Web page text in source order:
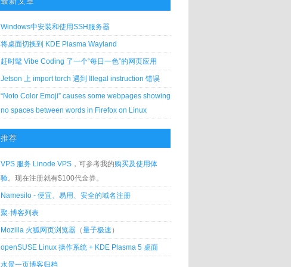
Windows中安装和使用SSH服务器
将桌面切换到 KDE Plasma Wayland
赶时髦 Vibe Coding 了一个“每日一色”的网页应用
Jetson 上 import torch 遇到 Illegal instruction 错误
“Noto Color Emoji” causes some webpages showing
no spaces between words in Firefox on Linux
推荐
VPS 服务 Linode VPS ，可参考我的购买及使用体
验。现在注册就有$100代金券。
Namesilo - 便宜、易用、安全的域名注册
聚·博客列表
Mozilla 火狐网页浏览器 （量子极速 ）
openSUSE Linux 操作系统 + KDE Plasma 5 桌面
水景一页博客归档